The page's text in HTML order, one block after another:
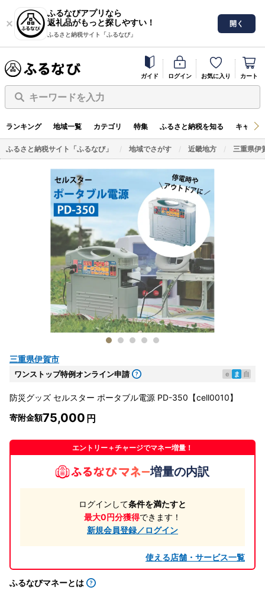
ふるなびアプリなら
返礼品がもっと探しやすい！
ふるさと納税サイト「ふるなび」
開く
ガイド ログイン お気に入り カート
キーワードを入力
ランキング 地域一覧 カテゴリ 特集 ふるさと納税を知る キャン
ふるさと納税サイト「ふるなび」 地域でさがす 近畿地方 三重県伊
三重県伊賀市
ワンストップ特例オンライン申請 e ま 自
防災グッズ セルスター ポータブル電源 PD-350【cell0010】
寄附金額75,000
エントリー＋チャージでマネー増量！
増量の内訳
ログインして条件を満たすと
最大0円分獲得できます！
新規会員登録／ログイン
使える店舗・サービス一覧
ふるなびマネーとは